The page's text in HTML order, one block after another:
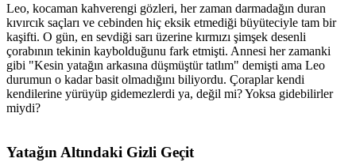
Leo, kocaman kahverengi gözleri, her zaman darmadağın duran
kıvırcık saçları ve cebinden hiç eksik etmediği büyüteciyle tam bir
kaşifti. O gün, en sevdiği sarı üzerine kırmızı şimşek desenli
çorabının tekinin kaybolduğunu fark etmişti. Annesi her zamanki
gibi "Kesin yatağın arkasına düşmüştür tatlım" demişti ama Leo
durumun o kadar basit olmadığını biliyordu. Çoraplar kendi
kendilerine yürüyüp gidemezlerdi ya, değil mi? Yoksa gidebilirler
miydi?
Yatağın Altındaki Gizli Geçit​